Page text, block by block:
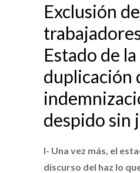
Exclusión
Estado de la
duplicación
despido sin
I- Una vez más, el
discurso del haz lo